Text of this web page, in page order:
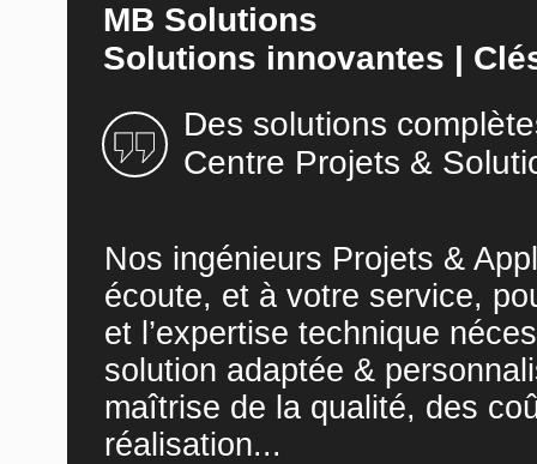
MB Solutions
Solutions innovantes |
Des solutions
Centre Projets &
Nos ingénieurs Projets &
écoute, et à votre service,
et l’expertise technique
solution adaptée &
maîtrise de la qualité, des
réalisation...